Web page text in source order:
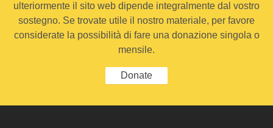
ulteriormente il sito web dipende integralmente dal vostro
sostegno. Se trovate utile il nostro materiale, per favore
considerate la possibilità di fare una donazione singola o
mensile.
Donate